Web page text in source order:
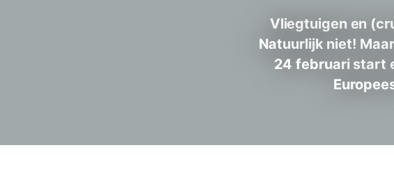
Vliegtuigen en
Natuurlijk niet!
24 februari start